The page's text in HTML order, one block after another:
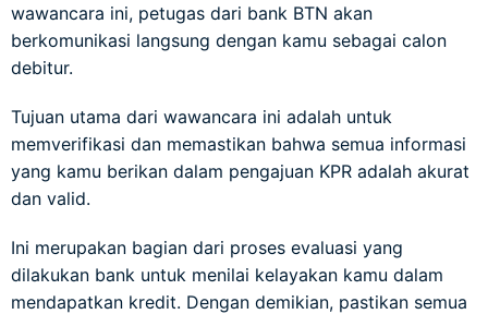
wawancara ini, petugas dari bank BTN akan
berkomunikasi langsung dengan kamu sebagai calon
debitur.
Tujuan utama dari wawancara ini adalah untuk
memverifikasi dan memastikan bahwa semua informasi
yang kamu berikan dalam pengajuan KPR adalah akurat
dan valid.
Ini merupakan bagian dari proses evaluasi yang
dilakukan bank untuk menilai kelayakan kamu dalam
mendapatkan kredit. Dengan demikian, pastikan semua